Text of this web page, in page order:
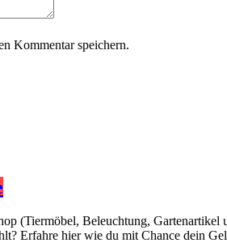
Kommentar speichern.
(Tiermöbel, Beleuchtung,
Erfahre hier wie du mit Chance dein